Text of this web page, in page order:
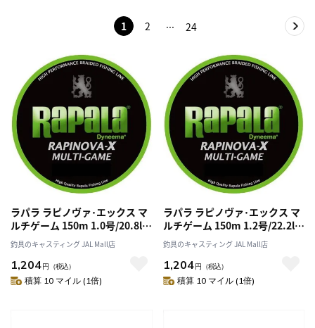
1 2 24
ラパラ ラピノヴァ･エックス マ
ルチゲーム 150m 1.0号/20.8lb
ライムグリーン
釣具のキャスティング JAL Mall店
1,204円 （税込）
積算 10 マイル (1倍)
ラパラ ラピノヴァ･エックス マ
ルチゲーム 150m 1.2号/22.2lb
ライムグリーン
釣具のキャスティング JAL Mall店
1,204円 （税込）
積算 10 マイル (1倍)